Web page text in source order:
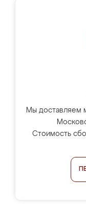
Мы доставляем
Стоимость